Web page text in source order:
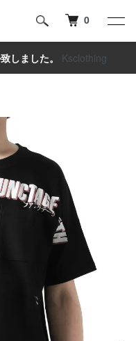
0
しました。 Ksclothing